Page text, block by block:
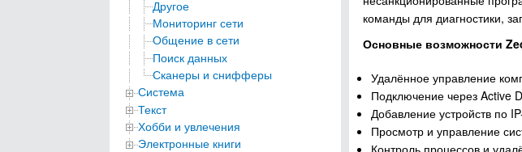
Другое
Мониторинг сети
Общение в сети
Поиск данных
Сканеры и снифферы
Система
Текст
Хобби и увлечения
Электронные книги
команды для диагностики,
Основные возможности
Удалённое управление
Подключение через Active
Добавление устройств по
Просмотр и управление
Контроль процессов и